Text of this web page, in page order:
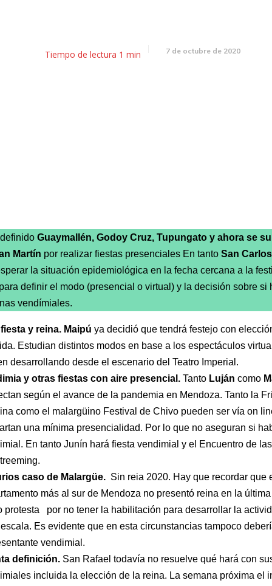
Tiempo de lectura 1 min 7 de octubre de 2020
Guaymallén, Godoy Cruz, Tupungato y ahora se
Martín por realizar fiestas presenciales En tanto San
la situación epidemiológica en la fecha cercana a la
definir el modo (presencial o virtual) y la decisión sobre si
vendímiales.
y reina. Maipú ya decidió que tendrá festejo con
Estudian distintos modos en base a los espectáculos
desarrollando desde el escenario del Teatro Imperial.
y otras fiestas con aire presencial. Tanto Luján como
según el avance de la pandemia en Mendoza. Tanto la
como el malargüino Festival de Chivo pueden ser vía on
una mínima presencialidad. Por lo que no aseguran si
En tanto Junín hará fiesta vendimial y el Encuentro de
caso de Malargüe. Sin reia 2020. Hay que recordar que
más al sur de Mendoza no presentó reina en la
protesta por no tener la habilitación para desarrollar la
Es evidente que en esta circunstancias tampoco
vendimial.
definición. San Rafael todavía no resuelve qué hará con
incluida la elección de la reina. La semana próxima el